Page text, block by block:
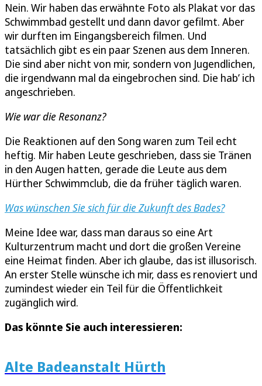
Nein. Wir haben das erwähnte Foto als Plakat vor das
Schwimmbad gestellt und dann davor gefilmt. Aber
wir durften im Eingangsbereich filmen. Und
tatsächlich gibt es ein paar Szenen aus dem Inneren.
Die sind aber nicht von mir, sondern von Jugendlichen,
die irgendwann mal da eingebrochen sind. Die hab’ ich
angeschrieben.
Wie war die Resonanz?
Die Reaktionen auf den Song waren zum Teil echt
heftig. Mir haben Leute geschrieben, dass sie Tränen
in den Augen hatten, gerade die Leute aus dem
Hürther Schwimmclub, die da früher täglich waren.
Was wünschen Sie sich für die Zukunft des Bades?
Meine Idee war, dass man daraus so eine Art
Kulturzentrum macht und dort die großen Vereine
eine Heimat finden. Aber ich glaube, das ist illusorisch.
An erster Stelle wünsche ich mir, dass es renoviert und
zumindest wieder ein Teil für die Öffentlichkeit
zugänglich wird.
Das könnte Sie auch interessieren:
Alte Badeanstalt Hürth